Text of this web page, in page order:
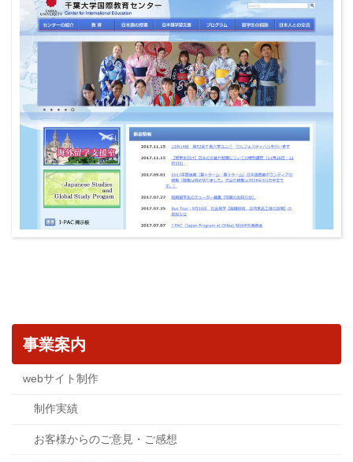
事業案内
webサイト制作
制作実績
お客様からのご意見・ご感想